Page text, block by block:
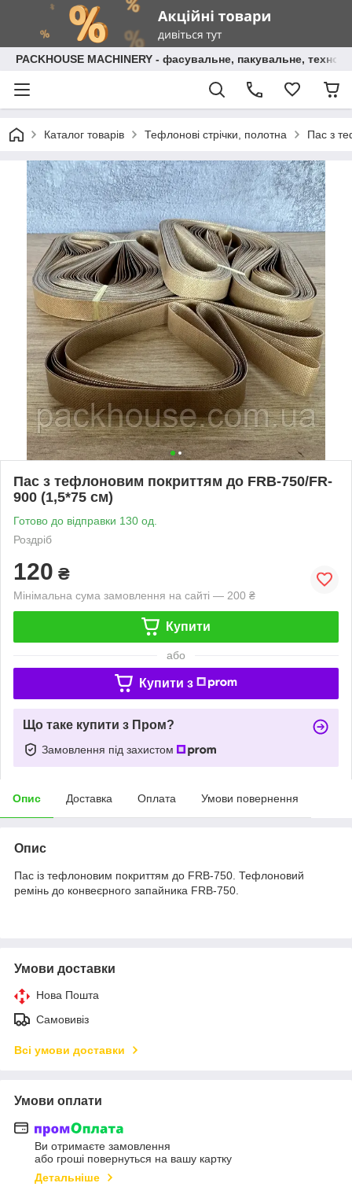
PACKHOUSE MACHINERY - фасувальне, пакувальне,
Каталог товарів Тефлонові стрічки, полотна Пас з
Пас з тефлоновим покриттям до FRB-750/FR-
900 (1,5*75 см)
Готово до відправки 130 од.
Роздріб
120 ₴
Мінімальна сума замовлення на сайті — 200 ₴
Купити
або
Купити з
Що таке купити з Пром?
Замовлення під захистом
Опис Доставка Оплата Умови повернення
Опис
Пас із тефлоновим покриттям до FRB-750. Тефлоновий
ремінь до конвеєрного запайника FRB-750.
Умови доставки
Нова Пошта
Самовивіз
Всі умови доставки
Умови оплати
Ви отримаєте замовлення
або гроші повернуться на вашу картку
Детальніше